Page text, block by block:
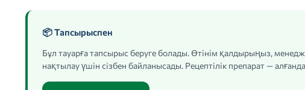
📦 Тапсырыспен
Бұл тауарға тапсырыс беруге болады. Өтінім қалдырыңыз,
нақтылау үшін сізбен байланысады. Рецептілік препарат —